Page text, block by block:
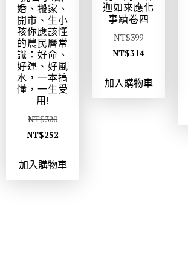
婚、搬家、
開市、生小
孩你應該懂
的農民曆常
識：好命、
好運、好風
水，一本搞
懂，一生受
用!
NT$320
NT$252
加入購物車
迦如來應化
事蹟卷四
NT$399
NT$314
加入購物車